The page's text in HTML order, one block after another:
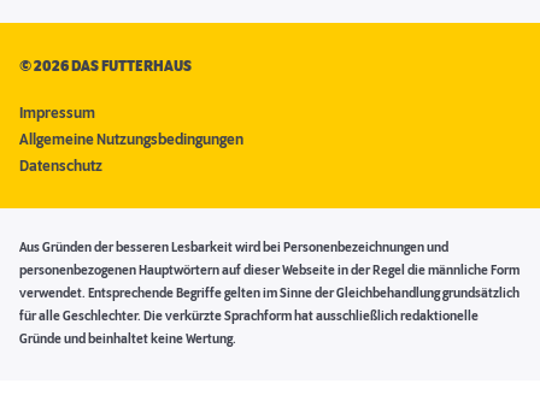
©2026 DAS FUTTERHAUS
Impressum
Allgemeine Nutzungsbedingungen
Datenschutz
Aus Gründen der besseren Lesbarkeit wird bei Personenbezeichnungen und
personenbezogenen Hauptwörtern auf dieser Webseite in der Regel die männliche Form
verwendet. Entsprechende Begriffe gelten im Sinne der Gleichbehandlung grundsätzlich
für alle Geschlechter. Die verkürzte Sprachform hat ausschließlich redaktionelle
Gründe und beinhaltet keine Wertung.